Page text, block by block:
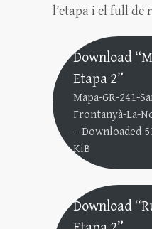
l’etapa i el full de
Download
Etapa 2”
Mapa-GR-241-
Frontanyà-La-
– Downloaded
KiB
Download